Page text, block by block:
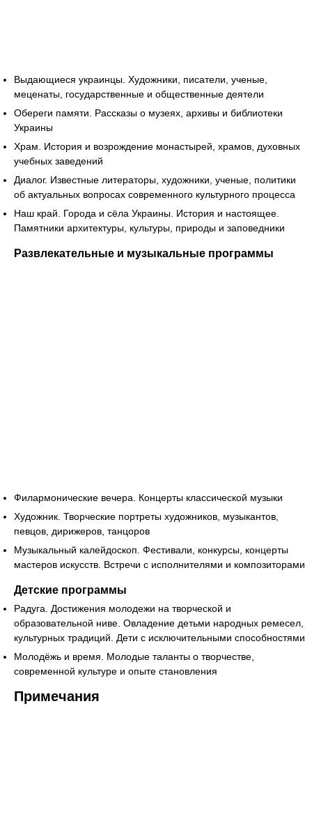
Выдающиеся украинцы. Художники, писатели, ученые,
меценаты, государственные и общественные деятели
Обереги памяти. Рассказы о музеях, архивы и библиотеки
Украины
Храм. История и возрождение монастырей, храмов, духовных
учебных заведений
Диалог. Известные литераторы, художники, ученые, политики
об актуальных вопросах современного культурного процесса
Наш край. Города и сёла Украины. История и настоящее.
Памятники архитектуры, культуры, природы и заповедники
Развлекательные и музыкальные программы
Филармонические вечера. Концерты классической музыки
Художник. Творческие портреты художников, музыкантов,
певцов, дирижеров, танцоров
Музыкальный калейдоскоп. Фестивали, конкурсы, концерты
мастеров искусств. Встречи с исполнителями и композиторами
Детские программы
Радуга. Достижения молодежи на творческой и
образовательной ниве. Овладение детьми народных ремесел,
культурных традиций. Дети с исключительными способностями
Молодёжь и время. Молодые таланты о творчестве,
современной культуре и опыте становления
Примечания